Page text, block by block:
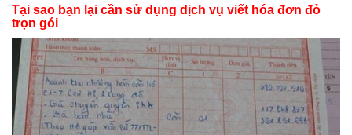
Tại sao bạn lại cần sử dụng dịch vụ viết hóa đơn đỏ
trọn gói